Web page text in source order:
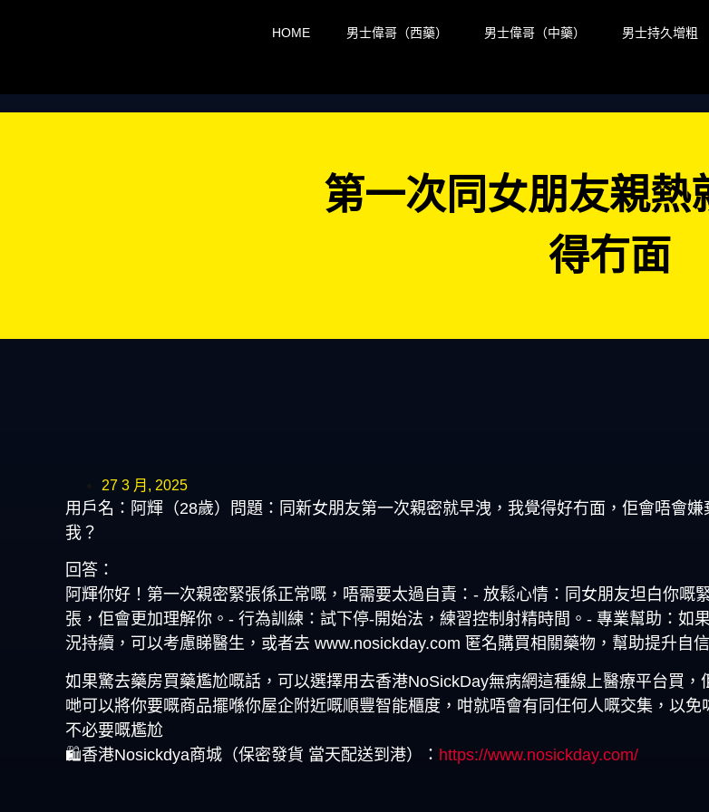
HOME 男士偉哥（西藥） 男士偉哥（中藥） 男士持久增粗
第一次同女朋友親熱
得冇面
27 3 月, 2025
用戶名：阿輝（28歲）問題：同新女朋友第一次親密就早洩，我覺得好冇面，佢會唔會嫌
我？
回答：
阿輝你好！第一次親密緊張係正常嘅，唔需要太過自責：- 放鬆心情：同女朋友坦白你嘅
張，佢會更加理解你。- 行為訓練：試下停-開始法，練習控制射精時間。- 專業幫助：如
況持續，可以考慮睇醫生，或者去 www.nosickday.com 匿名購買相關藥物，幫助提升自信
如果驚去藥房買藥尷尬嘅話，可以選擇用去香港NoSickDay無病網這種線上醫療平台買，
哋可以將你要嘅商品擺喺你屋企附近嘅順豐智能櫃度，咁就唔會有同任何人嘅交集，以免
不必要嘅尷尬
🛍️香港Nosickdya商城（保密發貨 當天配送到港）： https://www.nosickday.com/